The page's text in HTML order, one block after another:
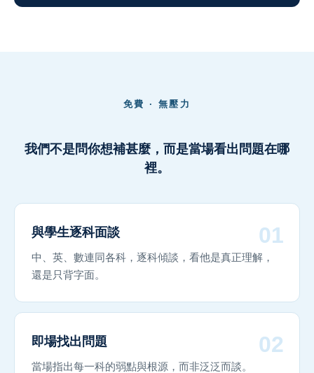
免費 · 無壓力
我們不是問你想補甚麼，而是當場看出問題在哪
裡。
01
與學生逐科面談
中、英、數連同各科，逐科傾談，看他是真正理解，
還是只背字面。
02
即場找出問題
當場指出每一科的弱點與根源，而非泛泛而談。